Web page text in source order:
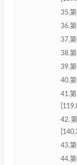
35.
36.
37.
38.
39.
40.
41.
42.
43.
44.